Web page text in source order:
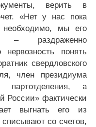
верить в
«Нет у нас пока
необходимо, мы его
– раздраженно
понять
свердловского
член президиума
партотделения, а
России» фактически
выгнать его из
со счетов,